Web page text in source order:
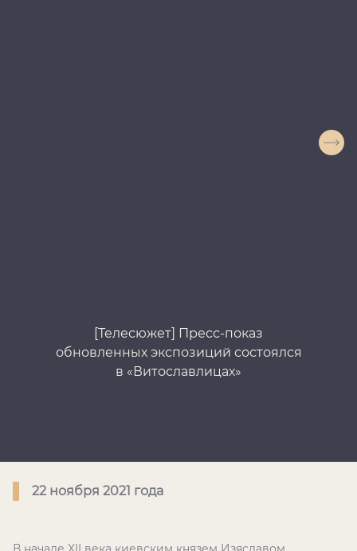
[Телесюжет] Пресс-показ
обновленных экспозиций состоялся
в «Витославлицах»
22 ноября 2021 года